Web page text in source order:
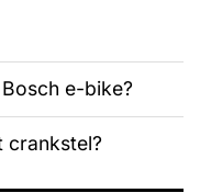
e-bike?
crankstel?